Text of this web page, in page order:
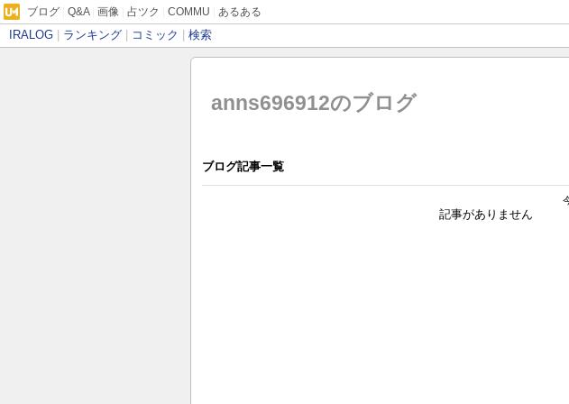
ブログ Q&A| 画像 占ツク COMMU あるある
IRALOG ランキング コミック 検索
anns696912のブログ
ブログ記事一覧
記事がありません